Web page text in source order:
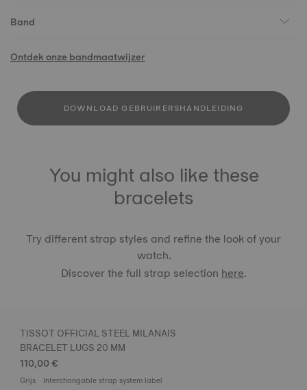
Band
Ontdek onze bandmaatwijzer
DOWNLOAD GEBRUIKERSHANDLEIDING
You might also like these
bracelets
Try different strap styles and refine the look of your
watch.
Discover the full strap selectionhere.
TISSOT OFFICIAL STEEL MILANAIS
BRACELET LUGS 20 MM
110,00 €
Grijs Interchangable strap system label